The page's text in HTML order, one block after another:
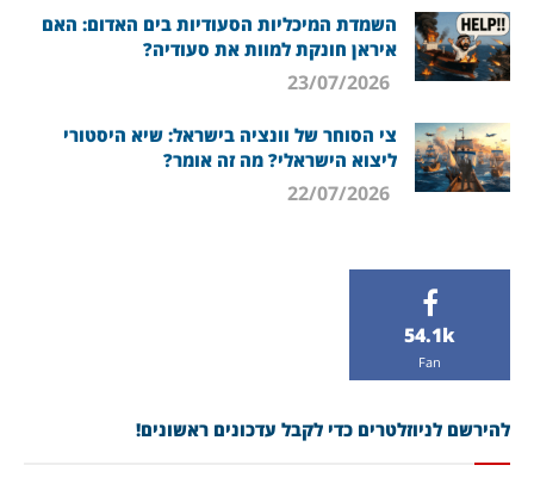
השמדת המיכליות הסעודיות בים האדום: האם
איראן חונקת למוות את סעודיה?
צי הסוחר של וונציה בישראל: שיא היסטורי
ליצוא הישראלי? מה זה אומר?
54.1k
Fan
להירשם לניוזלטרים כדי לקבל עדכונים ראשונים!